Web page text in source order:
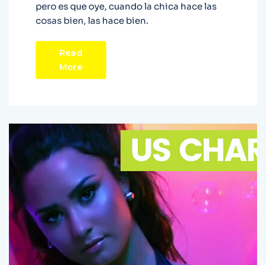
pero es que oye, cuando la chica hace las
cosas bien, las hace bien.
Read
More